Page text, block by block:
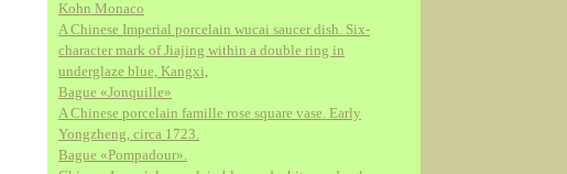
Kohn Monaco
A Chinese Imperial porcelain wucai saucer dish. Six-
character mark of Jiajing within a double ring in
underglaze blue, Kangxi,
Bague «Jonquille»
A Chinese porcelain famille rose square vase. Early
Yongzheng, circa 1723.
Bague «Pompadour».